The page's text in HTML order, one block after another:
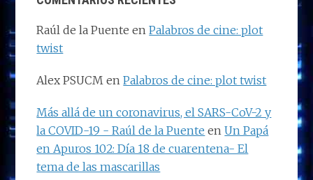
Raúl de la Puente enPalabros de cine: plot
twist
Alex PSUCM enPalabros de cine: plot twist
Más allá de un coronavirus, el SARS-CoV-2 y
la COVID-19 - Raúl de la Puente enUn Papá
en Apuros 102: Día 18 de cuarentena- El
tema de las mascarillas